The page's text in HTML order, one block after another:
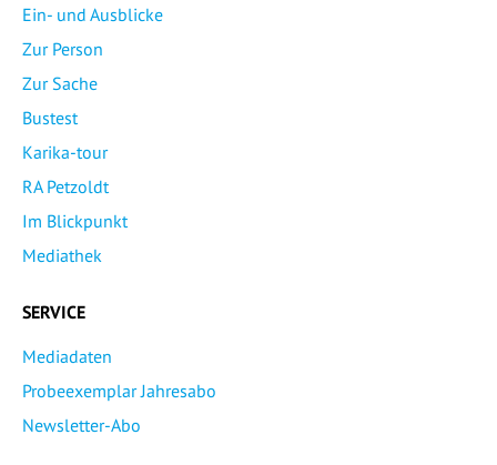
Ein- und Ausblicke
Zur Person
Zur Sache
Bustest
Karika-tour
RA Petzoldt
Im Blickpunkt
Mediathek
SERVICE
Mediadaten
Probeexemplar Jahresabo
Newsletter-Abo